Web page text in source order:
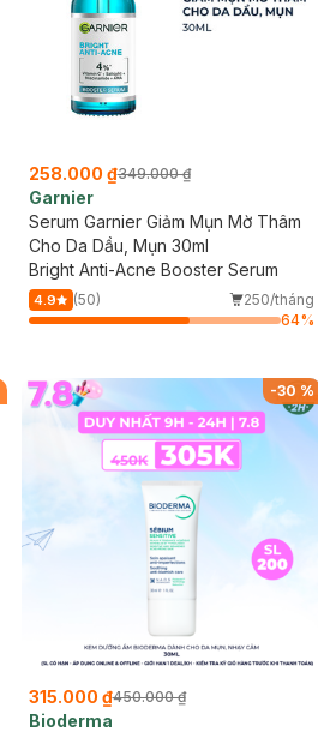
258.000 ₫349.000 ₫
Garnier
Serum Garnier Giảm Mụn Mờ Thâm
Cho Da Dầu, Mụn 30ml
Bright Anti-Acne Booster Serum
4.9 (50)
250/tháng
64%
-30 %
315.000 ₫450.000 ₫
Bioderma